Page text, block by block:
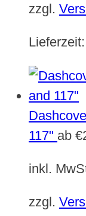
zzgl.
Lieferzeit:
117" ab €
inkl.
zzgl.